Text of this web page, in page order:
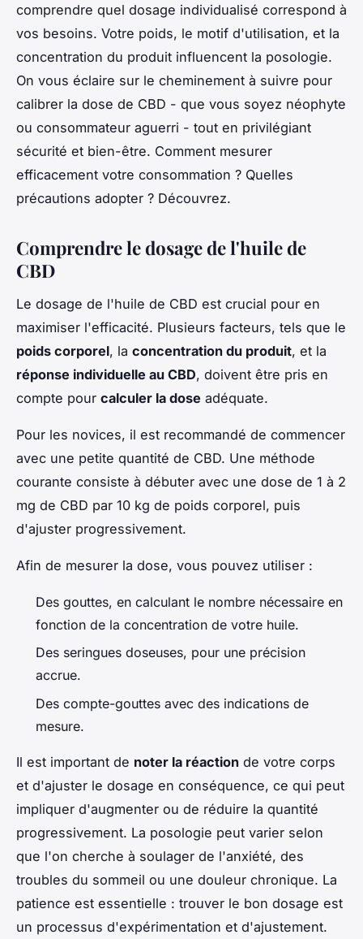
comprendre quel dosage individualisé correspond à
vos besoins. Votre poids, le motif d'utilisation, et la
concentration du produit influencent la posologie.
On vous éclaire sur le cheminement à suivre pour
calibrer la dose de CBD - que vous soyez néophyte
ou consommateur aguerri - tout en privilégiant
sécurité et bien-être. Comment mesurer
efficacement votre consommation ? Quelles
précautions adopter ? Découvrez.
Comprendre le dosage de l'huile de
CBD
Le dosage de l'huile de CBD est crucial pour en
maximiser l'efficacité. Plusieurs facteurs, tels que le
poids corporel, la concentration du produit, et la
réponse individuelle au CBD, doivent être pris en
compte pour calculer la dose adéquate.
Pour les novices, il est recommandé de commencer
avec une petite quantité de CBD. Une méthode
courante consiste à débuter avec une dose de 1 à 2
mg de CBD par 10 kg de poids corporel, puis
d'ajuster progressivement.
Afin de mesurer la dose, vous pouvez utiliser :
Des gouttes, en calculant le nombre nécessaire en
fonction de la concentration de votre huile.
Des seringues doseuses, pour une précision
accrue.
Des compte-gouttes avec des indications de
mesure.
Il est important de noter la réaction de votre corps
et d'ajuster le dosage en conséquence, ce qui peut
impliquer d'augmenter ou de réduire la quantité
progressivement. La posologie peut varier selon
que l'on cherche à soulager de l'anxiété, des
troubles du sommeil ou une douleur chronique. La
patience est essentielle : trouver le bon dosage est
un processus d'expérimentation et d'ajustement.